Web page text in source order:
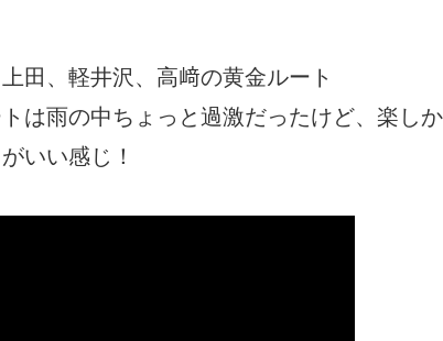
田、軽井沢、高﨑の黄金ルート
は雨の中ちょっと過激だったけど、楽しか
いい感じ！